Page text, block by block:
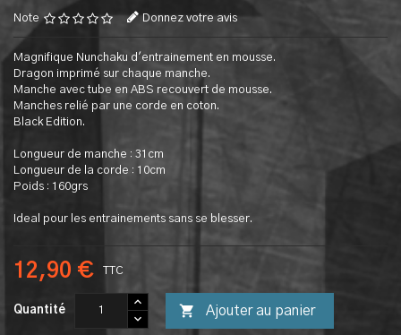
Note Donnez votre avis
Magnifique Nunchaku d'entrainement en mousse.
Dragon imprimé sur chaque manche.
Manche avec tube en ABS recouvert de mousse.
Manches relié par une corde en coton.
Black Edition.
Longueur de manche : 31cm
Longueur de la corde : 10cm
Poids : 160grs
Ideal pour les entrainements sans se blesser.
12,90 € TTC
Quantité  Ajouter au panier